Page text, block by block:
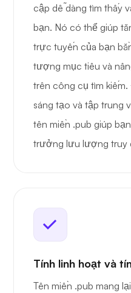
cập dễ dàng tìm thấy
bạn. Nó có thể giúp
trực tuyến của bạn
tượng mục tiêu và
trên công cụ tìm
sáng tạo và tập trung
tên miền .pub giúp
trưởng lưu lượng truy
Tính linh hoạt và
Tên miền .pub mang